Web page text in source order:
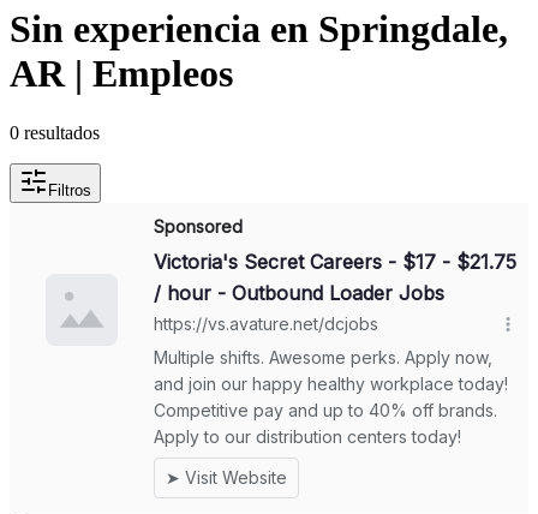
Sin experiencia en Springdale,
AR | Empleos
0 resultados
Filtros